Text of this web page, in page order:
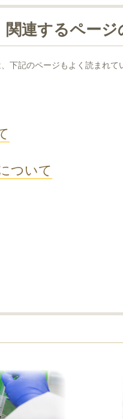
関連するページ
下記のページもよく読まれ
ついて